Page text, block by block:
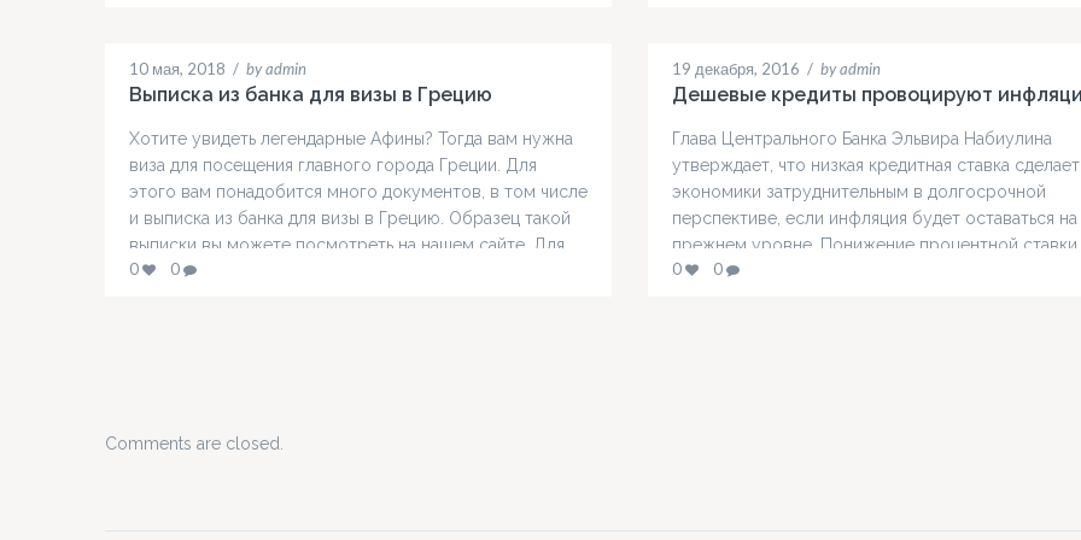
оформлению справки о доходах. Выбор Банка и
Формы Справки Первым шагом…
10 мая, 2018 / by admin
Выписка из банка для визы в Грецию
Хотите увидеть легендарные Афины? Тогда вам нужна
виза для посещения главного города Греции. Для
этого вам понадобится много документов, в том числе
и выписка из банка для визы в Грецию. Образец такой
выписки вы можете посмотреть на нашем сайте. Для
чего нужна выписка из банка для греческой визы
0 0
19 декабря, 2016 / by admin
Дешевые кредиты провоцируют
Глава Центрального Банка Эльвира Набиулина
утверждает, что низкая кредитная ставка
экономики затруднительным в долгосрочной
перспективе, если инфляция будет оставаться на
прежнем уровне. Понижение процентной ставки
приведет к активированию инфляционных
0 0
Comments are closed.